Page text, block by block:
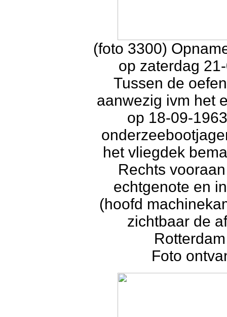
(foto 3300)
op zaterdag
Tussen de
aanwezig ivm het
op 18-09-
het vliegdek
Rechts
echtgenote en
(hoofd
zichtbaar de
Foto